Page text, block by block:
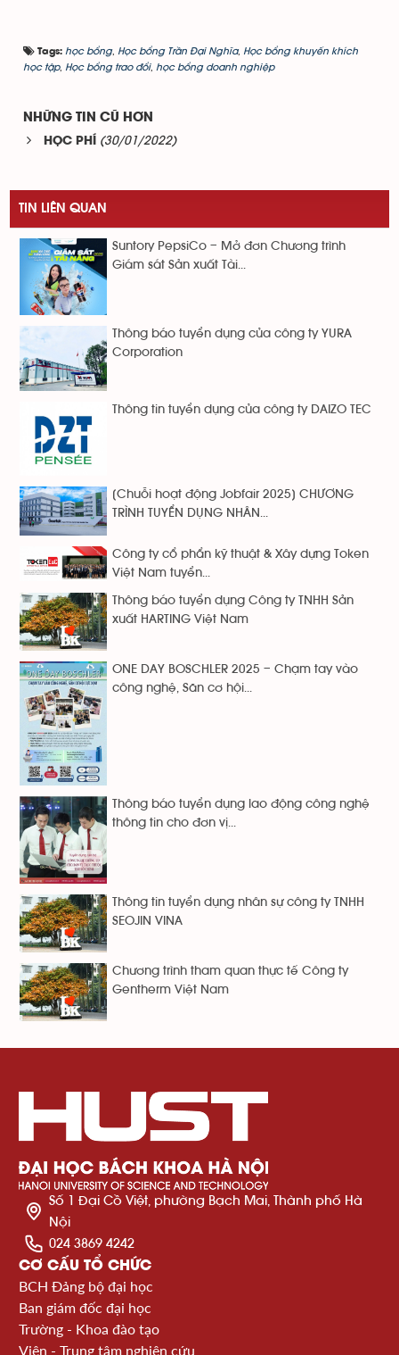
Tags: học bổng, Học bổng Trần Đại Nghĩa, Học bổng khuyến khích
học tập, Học bổng trao đổi, học bổng doanh nghiệp
NHỮNG TIN CŨ HƠN
HỌC PHÍ (30/01/2022)
TIN LIÊN QUAN
Suntory PepsiCo – Mở đơn Chương trình
Giám sát Sản xuất Tài...
Thông báo tuyển dụng của công ty YURA
Corporation
Thông tin tuyển dụng của công ty DAIZO TEC
[Chuỗi hoạt động Jobfair 2025] CHƯƠNG
TRÌNH TUYỂN DỤNG NHÂN...
Công ty cổ phẩn kỹ thuật & Xây dựng Token
Việt Nam tuyển...
Thông báo tuyển dụng Công ty TNHH Sản
xuất HARTING Việt Nam
ONE DAY BOSCHLER 2025 – Chạm tay vào
công nghệ, Săn cơ hội...
Thông báo tuyển dụng lao động công nghệ
thông tin cho đơn vị...
Thông tin tuyển dụng nhân sự công ty TNHH
SEOJIN VINA
Chương trình tham quan thực tế Công ty
Gentherm Việt Nam
Số 1 Đại Cồ Việt, phường Bạch Mai, Thành phố Hà
Nội
024 3869 4242
CƠ CẤU TỔ CHỨC
BCH Đảng bộ đại học
Ban giám đốc đại học
Trường - Khoa đào tạo
Viện - Trung tâm nghiên cứu